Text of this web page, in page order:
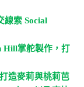
線索 Social
Hill掌舵製作，打
造麥莉與桃莉芭